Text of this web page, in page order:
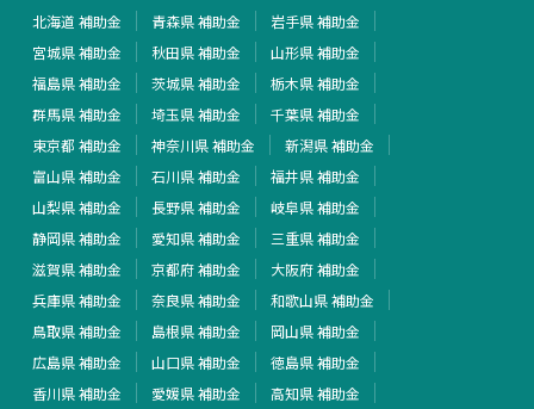
北海道 補助金 青森県 補助金
岩手県 補助金
宮城県 補助金
秋田県 補助金
山形県 補助金
福島県 補助金
茨城県 補助金
栃木県 補助金
群馬県 補助金
埼玉県 補助金
千葉県 補助金
東京都 補助金
神奈川県 補助金
新潟県 補助金
富山県 補助金
石川県 補助金
福井県 補助金
山梨県 補助金
長野県 補助金
岐阜県 補助金
静岡県 補助金
愛知県 補助金
三重県 補助金
滋賀県 補助金
京都府 補助金
大阪府 補助金
兵庫県 補助金
奈良県 補助金
和歌山県 補助金
鳥取県 補助金
島根県 補助金
岡山県 補助金
広島県 補助金
山口県 補助金
徳島県 補助金
香川県 補助金
愛媛県 補助金
高知県 補助金